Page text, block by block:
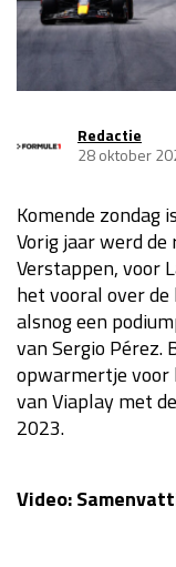
Race
Kwalificatie
Race
GP MEXICO
Kwalificatie
Kwalificatie
Race
Redactie
28 oktober
Komende zondag
Vorig jaar werd
Verstappen, voor
het vooral over
alsnog een
van Sergio Pérez.
opwarmertje voor
van Viaplay met
2023.
Video: